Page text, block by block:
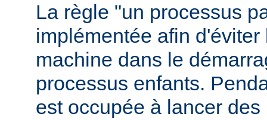
La règle "un processus
implémentée afin
machine dans le
processus enfants.
est occupée à lancer